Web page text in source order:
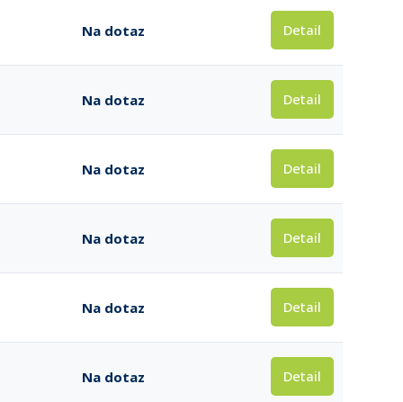
Na dotaz Detail
Na dotaz Detail
Na dotaz Detail
Na dotaz Detail
Na dotaz Detail
Na dotaz Detail